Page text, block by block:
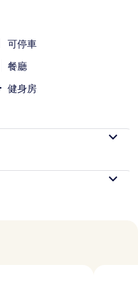
可停車
餐廳
健身房